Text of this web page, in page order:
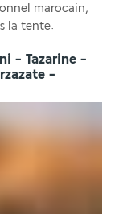
marocain,
la tente.
- Tazarine -
-